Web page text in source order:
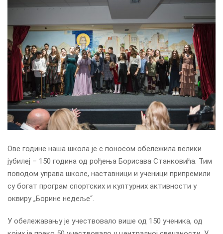
Ове године наша школа је с поносом обележила велики
јубилеј – 150 година од рођења Борисава Станковића. Тим
поводом управа школе, наставници и ученици припремили
су богат програм спортских и културних активности у
оквиру „Борине недеље“.
У обележавању је учествовало више од 150 ученика, од